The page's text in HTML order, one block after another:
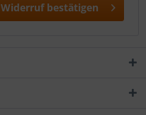
Widerruf bestätigen